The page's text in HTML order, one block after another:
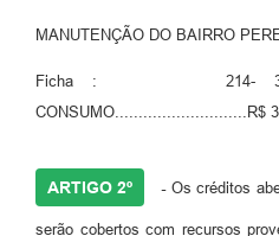
MANUTENÇÃO DO BAIRRO
Ficha : 214-
CONSUMO............................R$
ARTIGO 2º -Os créditos
serão cobertos com recursos